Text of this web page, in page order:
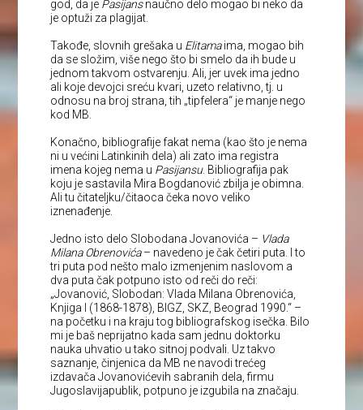
god, da je Pasijansnaučno delo mogao bi neko da
je optuži za plagijat.
Takođe, slovnih grešaka u Elitamaima, mogao bih
da se složim, više nego što bi smelo da ih bude u
jednom takvom ostvarenju. Ali, jer uvek ima jedno
ali koje devojci sreću kvari, uzeto relativno, tj. u
odnosu na broj strana, tih „tipfelera“ je manje nego
kod MB.
Konačno, bibliografije fakat nema (kao što je nema
ni u većini Latinkinih dela) ali zato ima registra
imena kojeg nema u Pasijansu. Bibliografija pak
koju je sastavila Mira Bogdanović zbilja je obimna.
Ali tu čitateljku/čitaoca čeka novo veliko
iznenađenje.
Jedno isto delo Slobodana Jovanovića – Vlada
Milana Obrenovića– navedeno je čak četiri puta. I to
tri puta pod nešto malo izmenjenim naslovom a
dva puta čak potpuno isto od reči do reči:
„Jovanović, Slobodan: Vlada Milana Obrenovića,
Knjiga I (1868-1878), BIGZ, SKZ, Beograd 1990.“ –
na početku i na kraju tog bibliografskog isečka. Bilo
mi je baš neprijatno kada sam jednu doktorku
nauka uhvatio u tako sitnoj podvali. Uz takvo
saznanje, činjenica da MB ne navodi trećeg
izdavača Jovanovićevih sabranih dela, firmu
Jugoslavijapublik, potpuno je izgubila na značaju.